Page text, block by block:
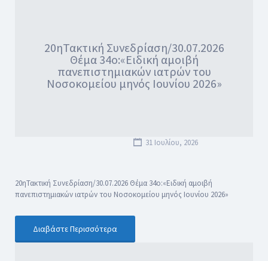
20ηΤακτική Συνεδρίαση/30.07.2026
Θέμα 34ο:«Ειδική αμοιβή
πανεπιστημιακών ιατρών του
Νοσοκομείου μηνός Ιουνίου 2026»
31 Ιουλίου, 2026
20ηΤακτική Συνεδρίαση/30.07.2026 Θέμα 34ο:«Ειδική αμοιβή
πανεπιστημιακών ιατρών του Νοσοκομείου μηνός Ιουνίου 2026»
Διαβάστε Περισσότερα